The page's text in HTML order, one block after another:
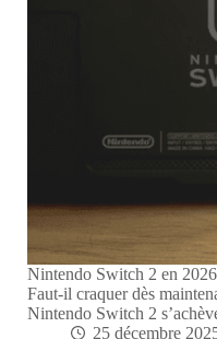
Nintendo Switch 2 en
Faut-il craquer dès
Nintendo Switch 2
25 décembre